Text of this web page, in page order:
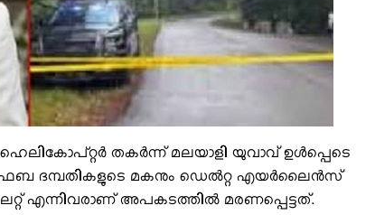
തകര്‍ന്ന് മലയാളി യുവാവ് ഉള്‍പ്പെടെ
– ഫേബ ദമ്പതികളുടെ മകനും ഡെല്‍റ്റ എയര്‍ലൈന്‍സ്
എന്നിവരാണ് അപകടത്തില്‍ മരണപ്പെട്ടത്.